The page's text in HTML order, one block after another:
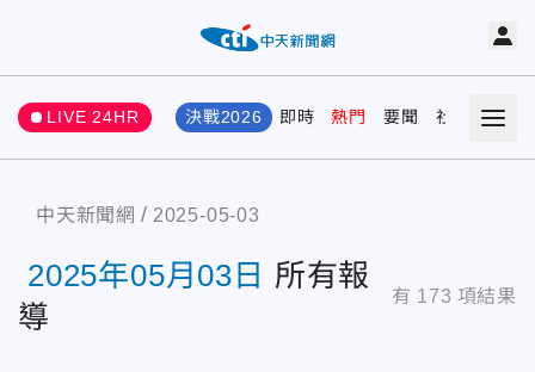
LIVE 24HR 決戰2026 即時 熱門 要聞 社會 娛樂
中天新聞網 2025-05-03
2025年05月03日 所有報
導
有 173 項結果